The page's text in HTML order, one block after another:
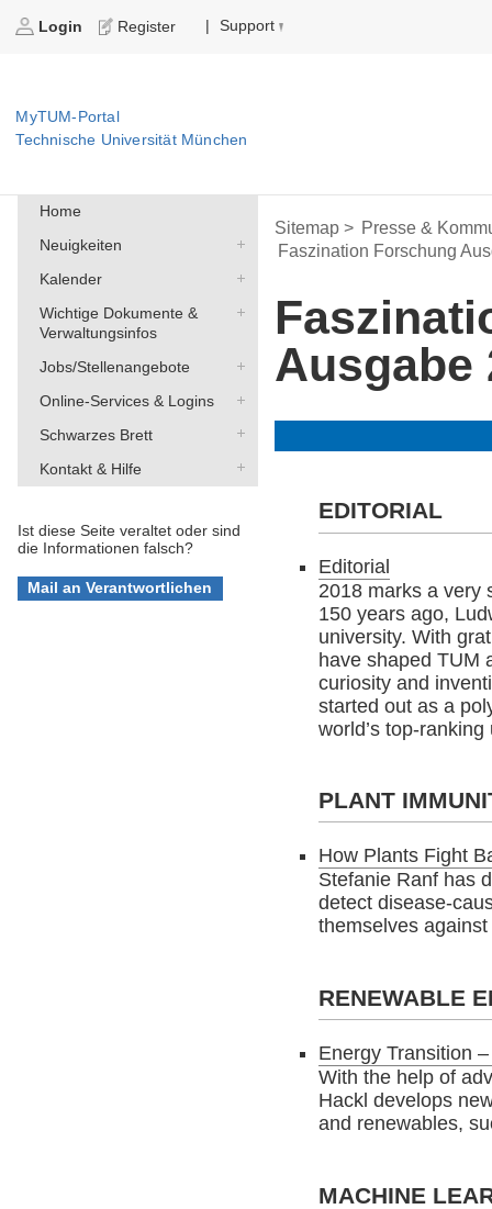
Login Register | Support
MyTUM-Portal
Technische Universität München
Home
Neuigkeiten
Kalender
Wichtige Dokumente &
Verwaltungsinfos
Jobs/Stellenangebote
Online-Services & Logins
Schwarzes Brett
Kontakt & Hilfe
Ist diese Seite veraltet oder sind
die Informationen falsch?
Sitemap > Presse &
Faszination Forschung
Ausgabe
EDITORIAL
Editorial
2018 marks a very
150 years ago,
university. With
have shaped TUM
curiosity and
started out as a
world’s top-
PLANT
How Plants Fight
Stefanie Ranf has
detect disease-
themselves
RENEWABLE
Energy Transition
With the help of
Hackl develops
and renewables,
MACHINE